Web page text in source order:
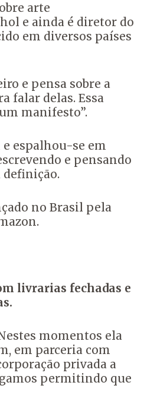
arte
e ainda é diretor do
em diversos países
e pensa sobre a
falar delas. Essa
manifesto”.
espalhou-se em
e pensando
definição.
no Brasil pela
livrarias fechadas e
momentos ela
em parceria com
privada a
permitindo que